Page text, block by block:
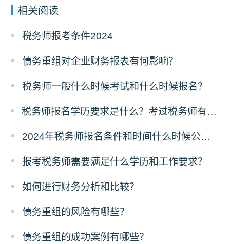
相关阅读
税务师报考条件2024
债务重组对企业财务报表有何影响？
税务师一般什么时候考试和什么时候报名？
税务师报名学历要求是什么？考过税务师有什么好处？
2024年税务师报名条件和时间什么时候公布？
报考税务师需要满足什么学历和工作要求？
如何进行财务分析和比较？
债务重组的风险有哪些？
债务重组的成功案例有哪些？